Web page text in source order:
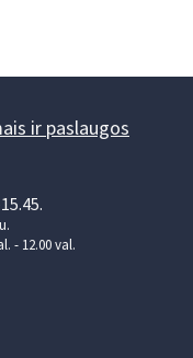
ir paslaugos
- 12.00 val.